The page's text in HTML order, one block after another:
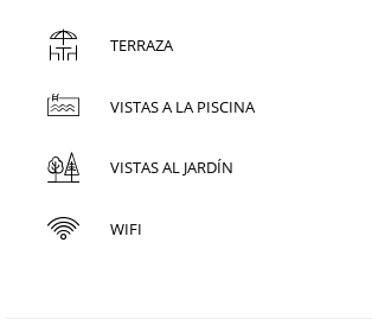
TERRAZA
VISTAS A LA PISCINA
VISTAS AL JARDÍN
WIFI